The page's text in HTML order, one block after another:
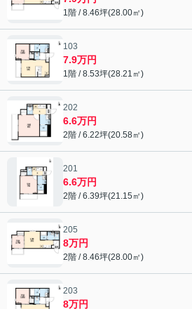
1階 / 8.46坪(28.00㎡)
103
7.9万円
1階 / 8.53坪(28.21㎡)
202
6.6万円
2階 / 6.22坪(20.58㎡)
201
6.6万円
2階 / 6.39坪(21.15㎡)
205
8万円
2階 / 8.46坪(28.00㎡)
203
8万円